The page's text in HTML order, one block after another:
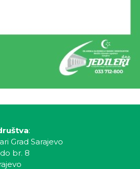
:
Grad Sarajevo
br. 8